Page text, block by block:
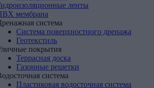
ленты
мембрана
система
Система поверхностного дренажа
Геотекстиль
покрытия
Террасная доска
Газонные решетки
система
Пластиковая водосточная система